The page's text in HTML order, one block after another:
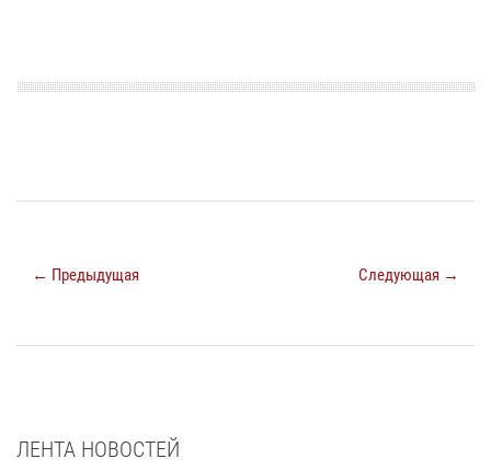
← Предыдущая Следующая →
ЛЕНТА НОВОСТЕЙ